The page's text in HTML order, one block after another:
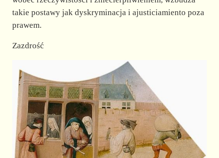
takie postawy jak dyskryminacja i ajusticiamiento poza
prawem.
Zazdrość